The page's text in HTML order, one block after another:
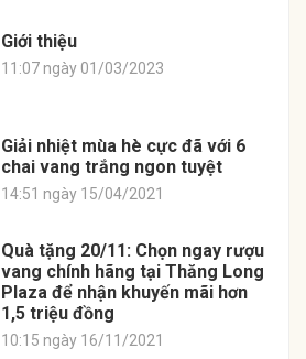
Giới thiệu
11:07 ngày 01/03/2023
Giải nhiệt mùa hè cực đã với 6
chai vang trắng ngon tuyệt
14:51 ngày 15/04/2021
Quà tặng 20/11: Chọn ngay rượu
vang chính hãng tại Thăng Long
Plaza để nhận khuyến mãi hơn
1,5 triệu đồng
10:15 ngày 16/11/2021